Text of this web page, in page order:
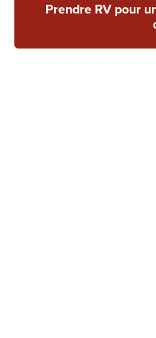
Prendre RV pour